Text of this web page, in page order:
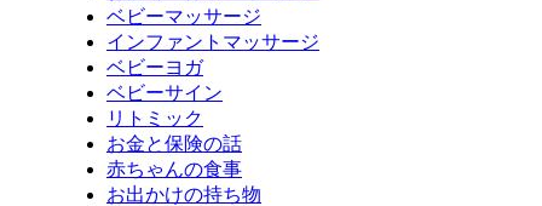
ベビーマッサージ
インファントマッサージ
ベビーヨガ
ベビーサイン
リトミック
お金と保険の話
赤ちゃんの食事
お出かけの持ち物